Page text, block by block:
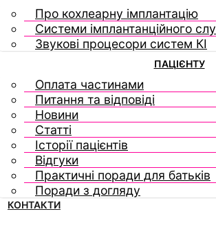
Про кохлеарну імплантацію
Системи імплантанційного
Звукові процесори систем КІ
ПАЦІЄНТУ
Оплата частинами
Питання та відповіді
Новини
Статті
Історії пацієнтів
Відгуки
Практичні поради для батьків
Поради з догляду
КОНТАКТИ